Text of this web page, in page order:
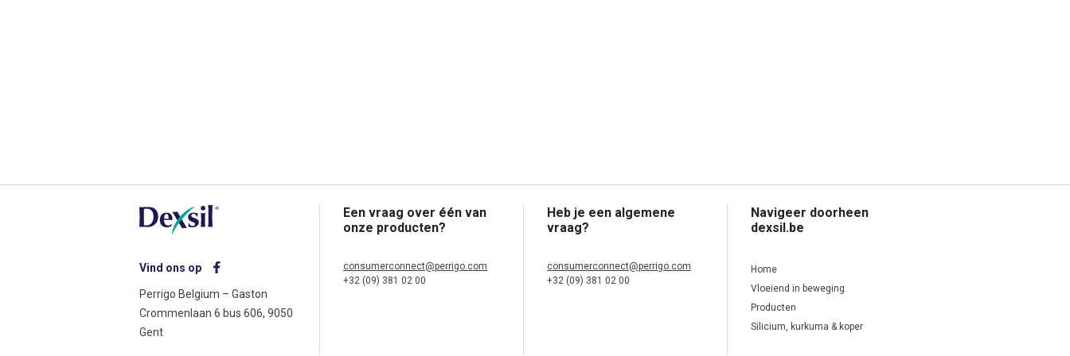
Vind ons op
Perrigo Belgium – Gaston
Crommenlaan 6 bus 606, 9050
Gent
Een vraag over één van
onze producten?
consumerconnect@perrigo.com
+32 (09) 381 02 00
Heb je een algemene
vraag?
consumerconnect@perrigo.com
+32 (09) 381 02 00
Navigeer doorheen
dexsil.be
Home
Vloeiend in beweging
Producten
Silicium, kurkuma & koper